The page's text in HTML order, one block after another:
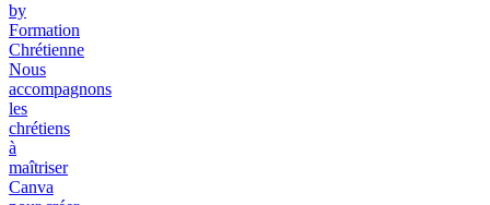
by
Formation
Chrétienne
Nous
accompagnons
les
chrétiens
à
maîtriser
Canva